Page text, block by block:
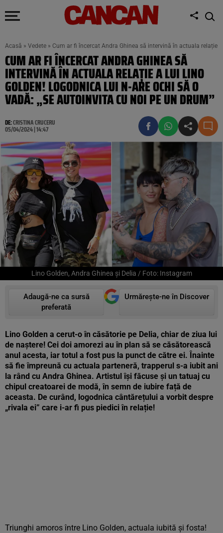
Acasă » Vedete » Cum ar fi încercat Andra Ghinea să intervină în actuala relație
CUM AR FI ÎNCERCAT ANDRA GHINEA SĂ
INTERVINĂ ÎN ACTUALA RELAȚIE A LUI LINO
GOLDEN! LOGODNICA LUI N-ARE OCHI SĂ O
VADĂ: „SE AUTOINVITA CU NOI PE UN DRUM”
DE:CRISTINA CRUCERU
05/04/2024 | 14:47
Lino Golden, Andra Ghinea și Delia / Foto: Instagram
Adaugă-ne ca sursă
preferată
Urmărește-ne în Discover
Lino Golden a cerut-o în căsătorie pe Delia, chiar de ziua lui
de naștere! Cei doi amorezi au în plan să se căsătorească
anul acesta, iar totul a fost pus la punct de către ei. Înainte
să fie împreună cu actuala parteneră, trapperul s-a iubit ani
la rând cu Andra Ghinea. Artistul își făcuse și un tatuaj cu
chipul creatoarei de modă, în semn de iubire față de
aceasta. De curând, logodnica cântărețului a vorbit despre
„rivala ei” care i-ar fi pus piedici în relație!
Triunghi amoros între Lino Golden, actuala iubită și fosta!